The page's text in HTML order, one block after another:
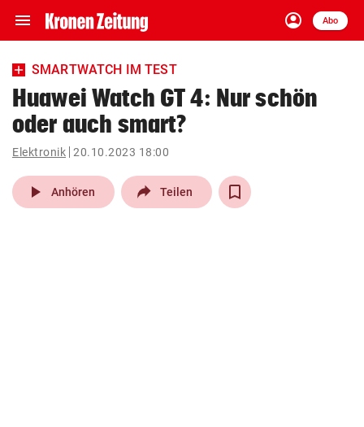
menu Navigation
ein-/ausklappen
account_circle
Anmelden
Abo
close Schließen
account_circle Anmelden
pin_drop
Wien arrow_right
SMARTWATCH IM TEST
Huawei Watch GT 4: Nur schön
oder auch smart?
Elektronik 20.10.2023 18:00
play_arrow Anhören Teilen